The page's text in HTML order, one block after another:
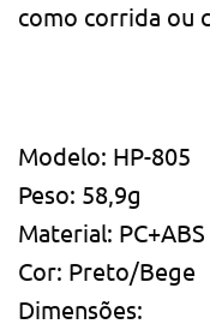
como corrida ou
Modelo: HP-805
Peso: 58,9g
Material: PC+ABS
Cor: Preto/Bege
Dimensões: